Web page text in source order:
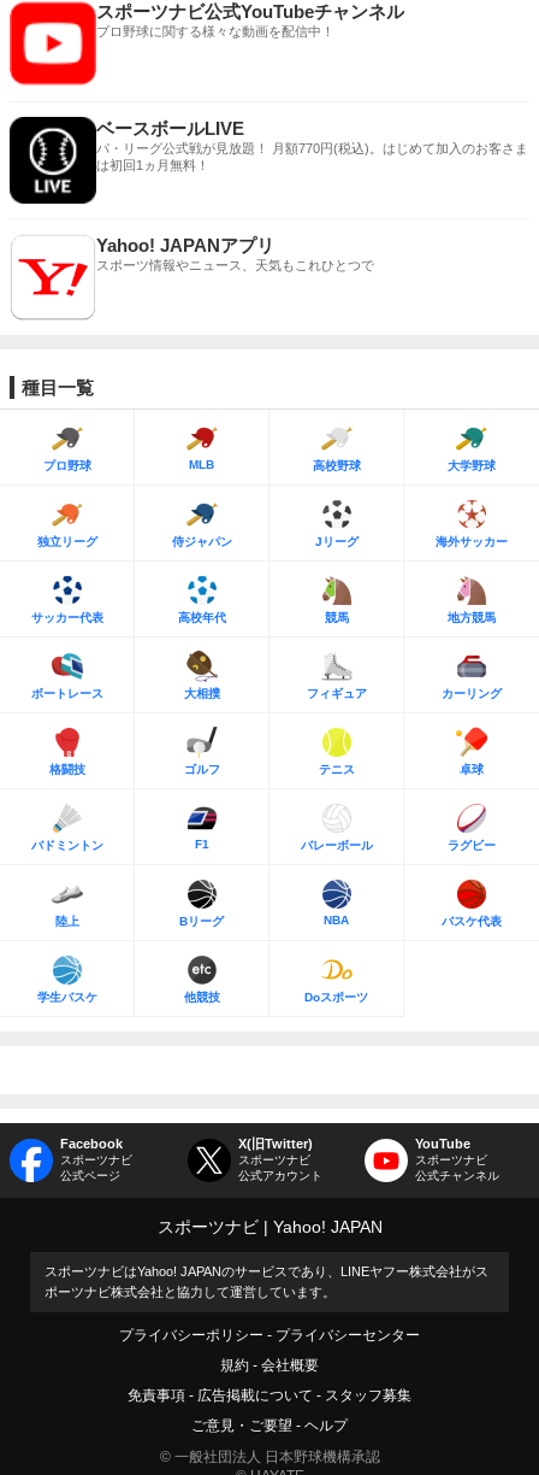
スポーツナビ公式YouTubeチャンネル
プロ野球に関する様々な動画を配信中！
ベースボールLIVE
パ・リーグ公式戦が見放題！ 月額770円(税込)。はじめて加入のお客さま
は初回1ヵ月無料！
Yahoo! JAPANアプリ
スポーツ情報やニュース、天気もこれひとつで
種目一覧
プロ野球 MLB 高校野球 大学野球
独立リーグ 侍ジャパン Jリーグ 海外サッカー
サッカー代表 高校年代 競馬 地方競馬
ボートレース 大相撲 フィギュア カーリング
格闘技 ゴルフ テニス 卓球
バドミントン F1 バレーボール ラグビー
陸上 Bリーグ NBA バスケ代表
学生バスケ 他競技 Doスポーツ
Facebook
スポーツナビ
公式ページ
X(旧Twitter)
スポーツナビ
公式アカウント
YouTube
スポーツナビ
公式チャンネル
スポーツナビ Yahoo! JAPAN
スポーツナビはYahoo! JAPANのサービスであり、LINEヤフー株式会社がス
ポーツナビ株式会社と協力して運営しています。
プライバシーポリシー
プライバシーセンター
規約
会社概要
免責事項
広告掲載について
スタッフ募集
ご意見・ご要望
ヘルプ
© 一般社団法人 日本野球機構承認